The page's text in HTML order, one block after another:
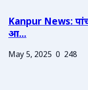
Kanpur News:
आ...
May 5, 2025 0 248